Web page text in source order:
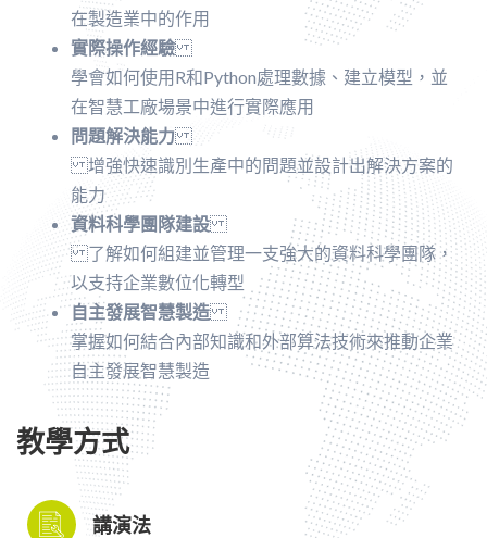
在製造業中的作用
實際操作經驗
學會如何使用R和Python處理數據、建立模型，並
在智慧工廠場景中進行實際應用
問題解決能力
增強快速識別生產中的問題並設計出解決方案的
能力
資料科學團隊建設
了解如何組建並管理一支強大的資料科學團隊，
以支持企業數位化轉型
自主發展智慧製造
掌握如何結合內部知識和外部算法技術來推動企業
自主發展智慧製造
教學方式
講演法